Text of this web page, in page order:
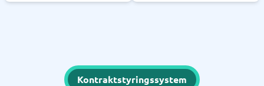
Kontraktstyringssystem